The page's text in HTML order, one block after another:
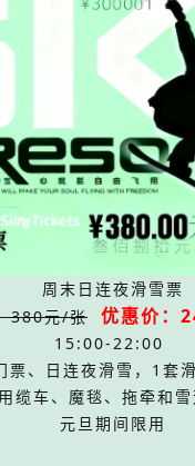
周末日连夜滑雪票
380元/张
优惠价：
15:00-22:00
票、日连夜滑雪，1套
缆车、魔毯、拖牵和雪
元旦期间限用